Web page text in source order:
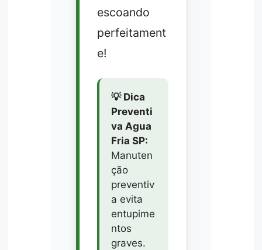
escoando
perfeitament
e!
💡 Dica
Preventi
va Agua
Fria SP:
Manuten
ção
preventiv
a evita
entupime
ntos
graves.